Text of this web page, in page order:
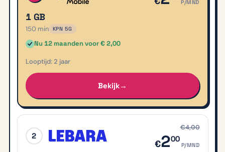
1 GB
150 min KPN 5G
Nu 12 maanden voor € 2,00
2 jaar
P/MND
Bekijk→
2
€4,00
€200
P/MND